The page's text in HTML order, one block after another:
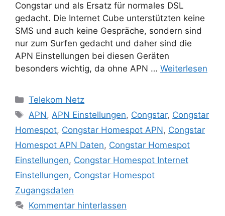
Congstar und als Ersatz für normales DSL
gedacht. Die Internet Cube unterstützten keine
SMS und auch keine Gespräche, sondern sind
nur zum Surfen gedacht und daher sind die
APN Einstellungen bei diesen Geräten
besonders wichtig, da ohne APN … Weiterlesen
Kategorien
Telekom Netz
Schlagwörter
APN,APN Einstellungen, Congstar, Congstar
Homespot, Congstar Homespot APN, Congstar
Homespot APN Daten, Congstar Homespot
Einstellungen, Congstar Homespot Internet
Einstellungen, Congstar Homespot
Zugangsdaten
Kommentar hinterlassen